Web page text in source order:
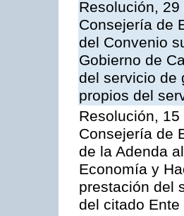
Resolución,
Consejería de
del Convenio
Gobierno de
del servicio de
propios del
Resolución,
Consejería de
de la Adenda
Economía y
prestación del
del citado Ente